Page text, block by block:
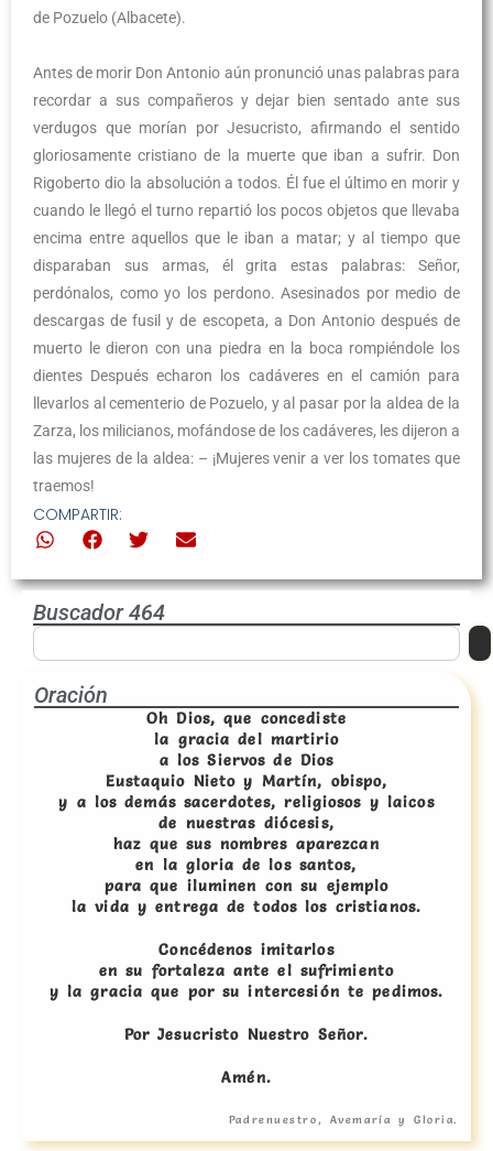
de Pozuelo (Albacete).
Antes de morir Don Antonio aún pronunció unas palabras para
recordar a sus compañeros y dejar bien sentado ante sus
verdugos que morían por Jesucristo, afirmando el sentido
gloriosamente cristiano de la muerte que iban a sufrir. Don
Rigoberto dio la absolución a todos. Él fue el último en morir y
cuando le llegó el turno repartió los pocos objetos que llevaba
encima entre aquellos que le iban a matar; y al tiempo que
disparaban sus armas, él grita estas palabras: Señor,
perdónalos, como yo los perdono. Asesinados por medio de
descargas de fusil y de escopeta, a Don Antonio después de
muerto le dieron con una piedra en la boca rompiéndole los
dientes Después echaron los cadáveres en el camión para
llevarlos al cementerio de Pozuelo, y al pasar por la aldea de la
Zarza, los milicianos, mofándose de los cadáveres, les dijeron a
las mujeres de la aldea: – ¡Mujeres venir a ver los tomates que
traemos!
COMPARTIR:
Buscador 464
Oración
Oh Dios, que concediste
la gracia del martirio
a los Siervos de Dios
Eustaquio Nieto y Martín, obispo,
y a los demás sacerdotes, religiosos y laicos
de nuestras diócesis,
haz que sus nombres aparezcan
en la gloria de los santos,
para que iluminen con su ejemplo
la vida y entrega de todos los cristianos.
Concédenos imitarlos
en su fortaleza ante el sufrimiento
y la gracia que por su intercesión te pedimos.
Por Jesucristo Nuestro Señor.
Amén.
Padrenuestro, Avemaría y Gloria.